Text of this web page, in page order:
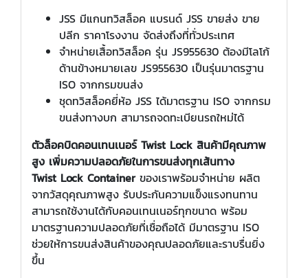
JSS มีแกนทวิสล็อค แบรนด์ JSS ขายส่ง ขาย
ปลีก ราคาโรงงาน จัดส่งถึงที่ทั่วประเทศ
จำหน่ายเสื้อทวิสล็อค รุ่น JS955630 ต้องมีโลโก้
ด้านข้างหมายเลข JS955630 เป็นรุ่นมาตรฐาน
ISO จากกรมขนส่ง
ชุดทวิสล็อคยี่ห้อ JSS ได้มาตรฐาน ISO จากกรม
ขนส่งทางบก สามารถจดทะเบียนรถใหม่ได้
ตัวล็อคบิดคอนเทนเนอร์ Twist Lock สินค้ามีคุณภาพ
สูง เพิ่มความปลอดภัยในการขนส่งทุกเส้นทาง
Twist Lock Containerของเราพร้อมจำหน่าย ผลิต
จากวัสดุคุณภาพสูง รับประกันความแข็งแรงทนทาน
สามารถใช้งานได้กับคอนเทนเนอร์ทุกขนาด พร้อม
มาตรฐานความปลอดภัยที่เชื่อถือได้ มีมาตรฐาน ISO
ช่วยให้การขนส่งสินค้าของคุณปลอดภัยและราบรื่นยิ่ง
ขึ้น